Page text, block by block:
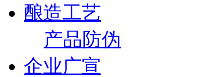
酿造工艺
产品防伪
企业广宣